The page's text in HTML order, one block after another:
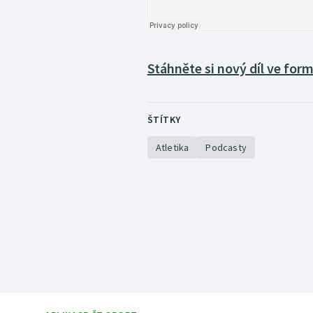
Stáhněte si nový díl ve
ŠTÍTKY
Atletika Podcasty